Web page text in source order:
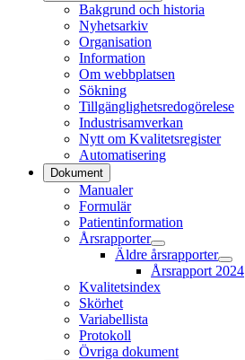
Bakgrund och historia
Nyhetsarkiv
Organisation
Information
Om webbplatsen
Sökning
Tillgänglighetsredogörelese
Industrisamverkan
Nytt om Kvalitetsregister
Automatisering
Dokument
Manualer
Formulär
Patientinformation
Årsrapporter
Äldre årsrapporter
Årsrapport 2024
Kvalitetsindex
Skörhet
Variabellista
Protokoll
Övriga dokument